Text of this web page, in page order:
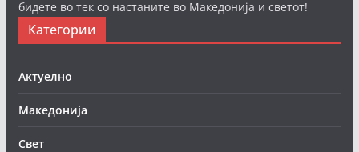
бидете во тек со настаните во Македонија и светот!
Категории
Актуелно
Македонија
Свет